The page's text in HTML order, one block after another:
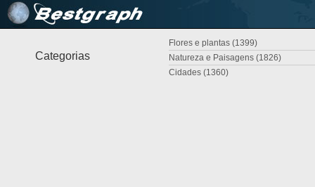
Categorias
Flores e plantas (1399)
Natureza e Paisagens (1826)
Cidades (1360)